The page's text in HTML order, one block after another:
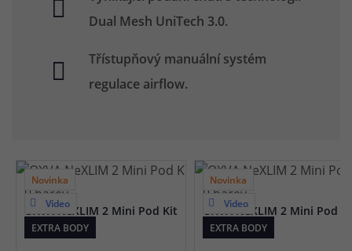
Dual Mesh UniTech 3.0.
Třístupňový manuální systém
regulace airflow.
Novinka
Video
EXTRA BODY
9 barev
OXVA NeXLIM 2 Mini Pod Kit
(Aurora Blue)
Novinka
Video
EXTRA BODY
9 barev
OXVA NeXLIM 2 Mini Pod
(Mist Purple)